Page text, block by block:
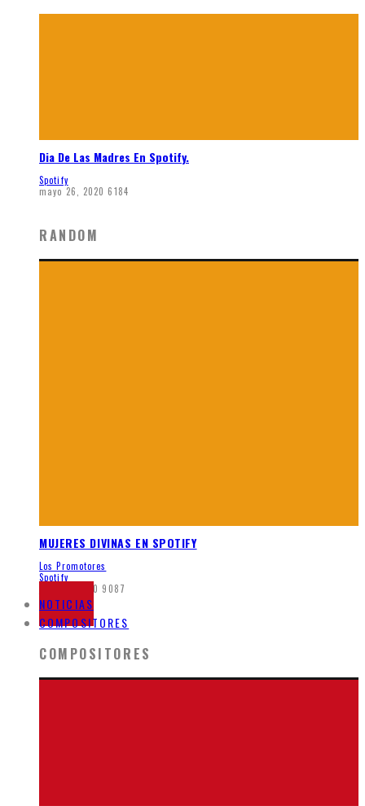
Dia De Las Madres En Spotify.
Spotify
mayo 26, 2020 6184
RANDOM
MUJERES DIVINAS EN SPOTIFY
Los Promotores
Spotify
junio 5, 2020 9087
NOTICIAS
COMPOSITORES
COMPOSITORES